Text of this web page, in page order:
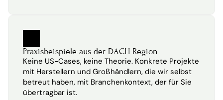
Praxisbeispiele aus der DACH-Region
Keine US-Cases, keine Theorie. Konkrete Projekte
mit Herstellern und Großhändlern, die wir selbst
betreut haben, mit Branchenkontext, der für Sie
übertragbar ist.